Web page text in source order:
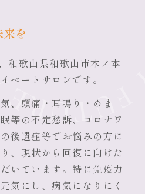
を
和歌山県和歌山市木ノ本
ベートサロンです。
、頭痛・耳鳴り・めま
等の不定愁訴、コロナワ
後遺症等でお悩みの方に
、現状から回復に向けた
いています。特に免疫力
気にし、病気になりにく